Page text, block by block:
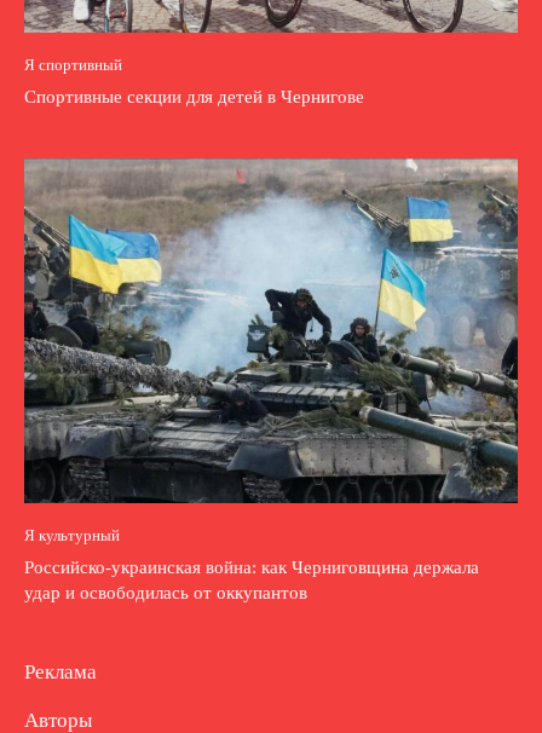
Я спортивный
Спортивные секции для детей в Чернигове
Я культурный
Российско-украинская война: как Черниговщина держала
удар и освободилась от оккупантов
Реклама
Авторы